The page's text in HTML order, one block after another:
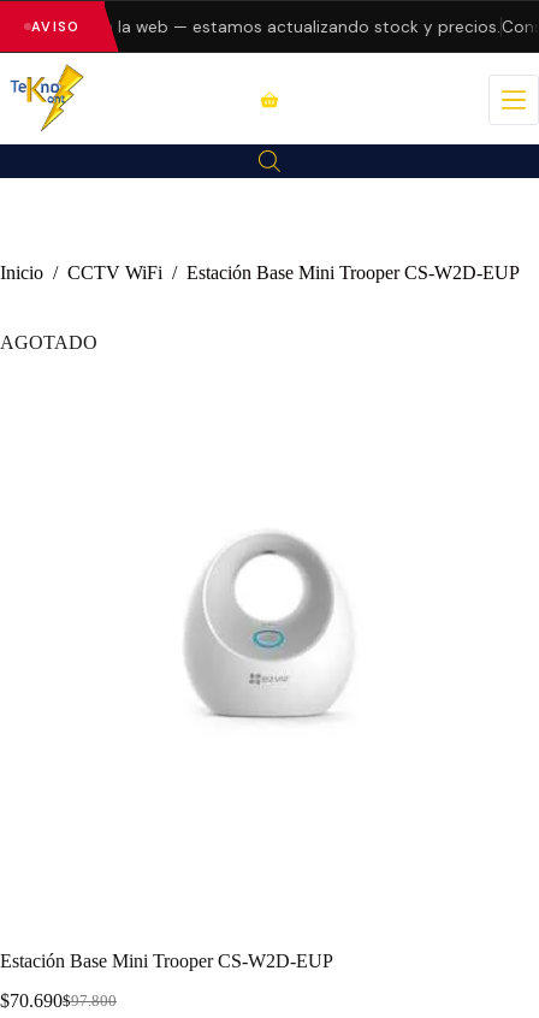
AVISO
errores en la web — estamos actualizando stock y precios.
Inicio / CCTV WiFi / Estación Base Mini Trooper CS-W2D-EUP
AGOTADO
Estación Base Mini Trooper CS-W2D-EUP
$97.800
$70.690